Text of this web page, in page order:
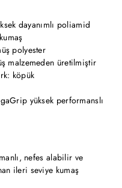
dayanımlı poliamid
polyester
malzemeden üretilmiştir
köpük
yüksek performanslı
nefes alabilir ve
ileri seviye kumaş